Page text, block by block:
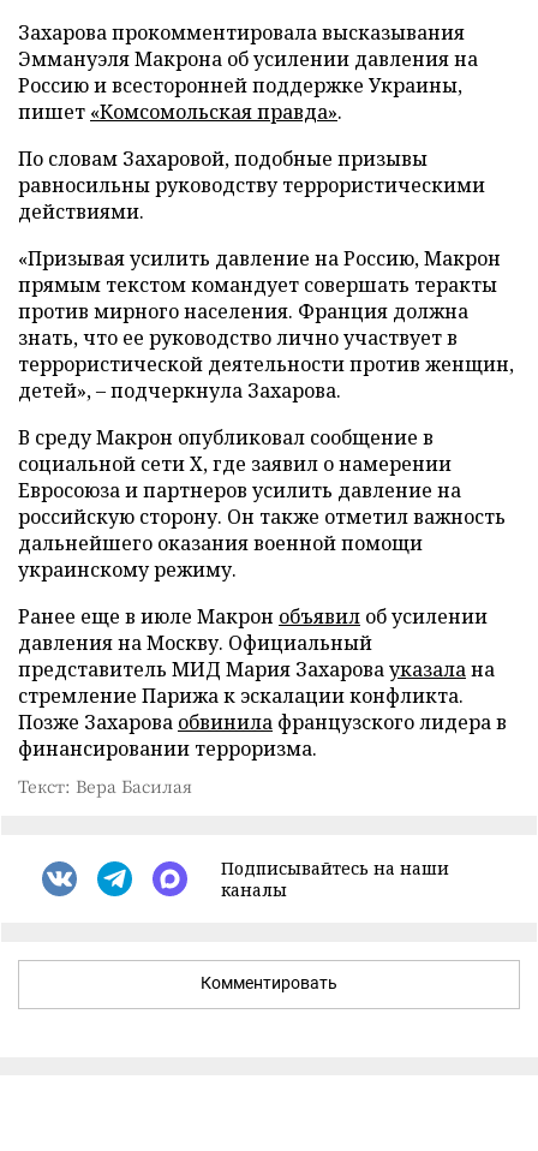
Захарова прокомментировала высказывания
Эммануэля Макрона об усилении давления на
Россию и всесторонней поддержке Украины,
пишет «Комсомольская правда».
По словам Захаровой, подобные призывы
равносильны руководству террористическими
действиями.
«Призывая усилить давление на Россию, Макрон
прямым текстом командует совершать теракты
против мирного населения. Франция должна
знать, что ее руководство лично участвует в
террористической деятельности против женщин,
детей», – подчеркнула Захарова.
В среду Макрон опубликовал сообщение в
социальной сети X, где заявил о намерении
Евросоюза и партнеров усилить давление на
российскую сторону. Он также отметил важность
дальнейшего оказания военной помощи
украинскому режиму.
Ранее еще в июле Макрон объявил об усилении
давления на Москву. Официальный
представитель МИД Мария Захаровауказалана
стремление Парижа к эскалации конфликта.
Позже Захарова обвинила французского лидера в
финансировании терроризма.
Текст: Вера Басилая
Подписывайтесь на наши
каналы
Комментировать